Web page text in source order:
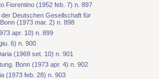
Fiorentino (1952 feb. 7) n. 897
Deutschen Gesellschaft für
(1973 mar. 2) n. 898
apr. 10) n. 899
6) n. 900
(1969 set. 10) n. 901
Bonn (1973 apr. 4) n. 902
(1973 feb. 28) n. 903